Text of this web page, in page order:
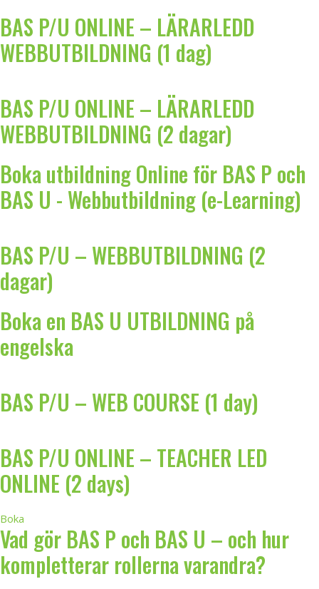
BAS P/U ONLINE – LÄRARLEDD
WEBBUTBILDNING (1 dag)
BAS P/U ONLINE – LÄRARLEDD
WEBBUTBILDNING (2 dagar)
Boka utbildning Online för BAS P och
BAS U - Webbutbildning (e-Learning)
BAS P/U – WEBBUTBILDNING (2
dagar)
Boka en BAS U UTBILDNING på
engelska
BAS P/U – WEB COURSE (1 day)
BAS P/U ONLINE – TEACHER LED
ONLINE (2 days)
Boka
Vad gör BAS P och BAS U – och hur
kompletterar rollerna varandra?